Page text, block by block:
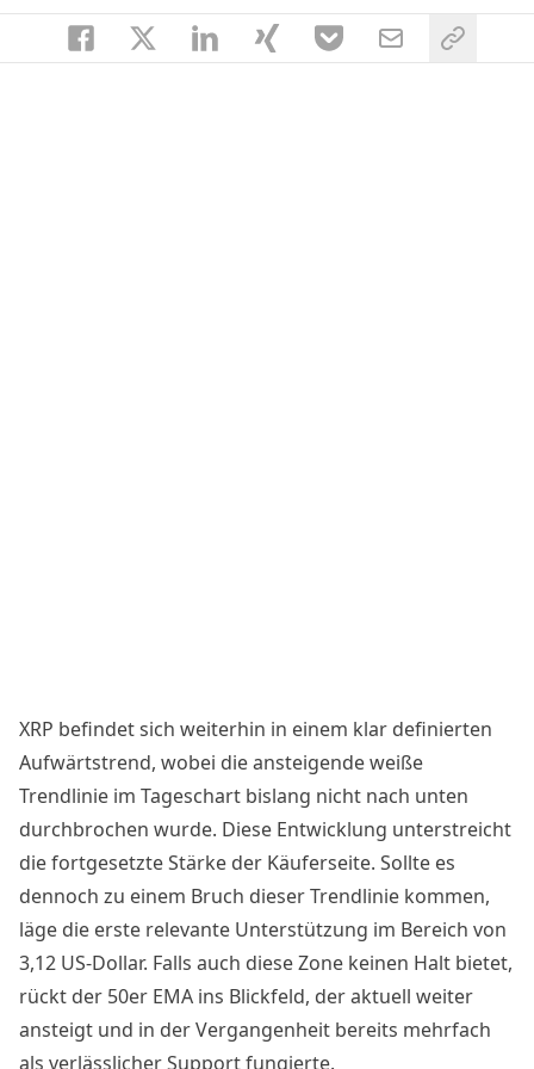
XRP befindet sich weiterhin in einem klar definierten
Aufwärtstrend, wobei die ansteigende weiße
Trendlinie im Tageschart bislang nicht nach unten
durchbrochen wurde. Diese Entwicklung unterstreicht
die fortgesetzte Stärke der Käuferseite. Sollte es
dennoch zu einem Bruch dieser Trendlinie kommen,
läge die erste relevante Unterstützung im Bereich von
3,12 US-Dollar. Falls auch diese Zone keinen Halt bietet,
rückt der 50er EMA ins Blickfeld, der aktuell weiter
ansteigt und in der Vergangenheit bereits mehrfach
als verlässlicher Support fungierte.